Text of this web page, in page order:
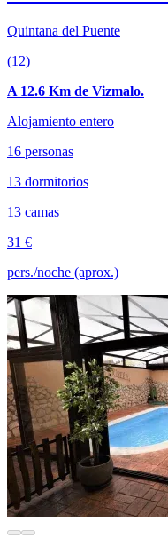
Quintana del Puente
(12)
A 12.6 Km de Vizmalo.
Alojamiento entero
16 personas
13 dormitorios
13 camas
31 €
pers./noche (aprox.)